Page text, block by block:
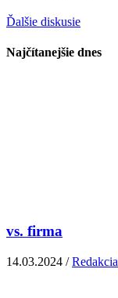
Ďalšie diskusie
Najčítanejšie dnes
vs. firma
14.03.2024 /Redakcia